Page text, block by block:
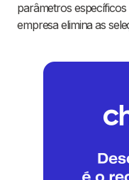
parâmetros
empresa elimina as